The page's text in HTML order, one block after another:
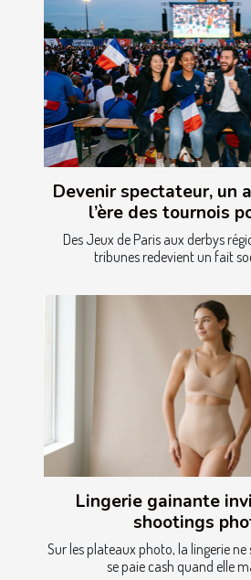
Devenir spectateur, un
l’ère des tournois
Des Jeux de Paris aux derbys
tribunes redevient un fait
Lingerie gainante
shootings
Sur les plateaux photo, la lingerie ne
se paie cash quand elle